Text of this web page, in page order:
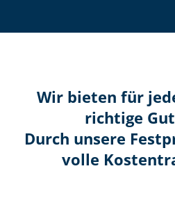
Wir bieten für
richtige
Durch unsere
volle